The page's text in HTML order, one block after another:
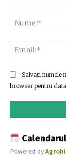
Salvați numele
browser pentru
Powered by